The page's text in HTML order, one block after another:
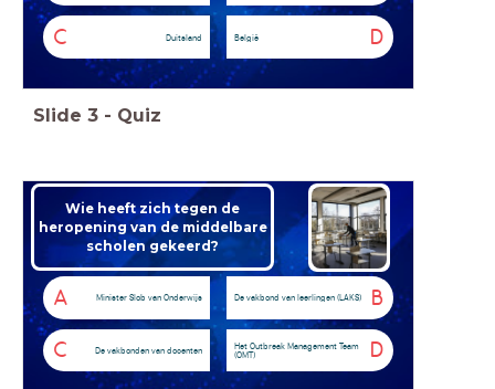
C Duitsland D
België
Slide 3 - Quiz
Wie heeft zich tegen de
heropening van de middelbare
scholen gekeerd?
A Minister Slob van Onderwijs B
De vakbond van leerlingen (LAKS)
C De vakbonden van docenten D
Het Outbreak Management Team
(OMT)